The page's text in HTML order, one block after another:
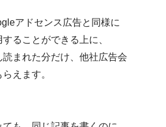
アドセンス広告と同様に
することができる上に、
まれた分だけ、他社広告会
えます。